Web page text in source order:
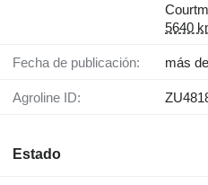
5640
Fecha de publicación: más
Agroline ID:
Estado